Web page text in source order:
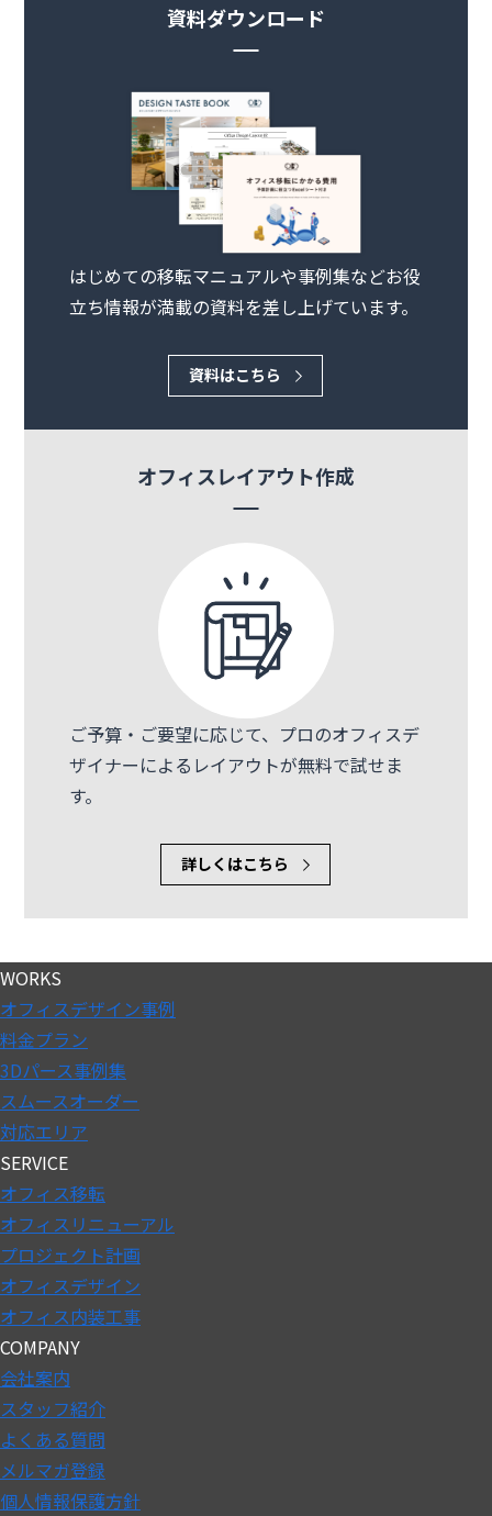
資料ダウンロード
はじめての移転マニュアルや事例集などお役
立ち情報が満載の資料を差し上げています。
資料はこちら
オフィスレイアウト作成
ご予算・ご要望に応じて、プロのオフィスデ
ザイナーによるレイアウトが無料で試せま
す。
詳しくはこちら
WORKS
オフィスデザイン事例
料金プラン
3Dパース事例集
スムースオーダー
対応エリア
SERVICE
オフィス移転
オフィスリニューアル
プロジェクト計画
オフィスデザイン
オフィス内装工事
COMPANY
会社案内
スタッフ紹介
よくある質問
メルマガ登録
個人情報保護方針